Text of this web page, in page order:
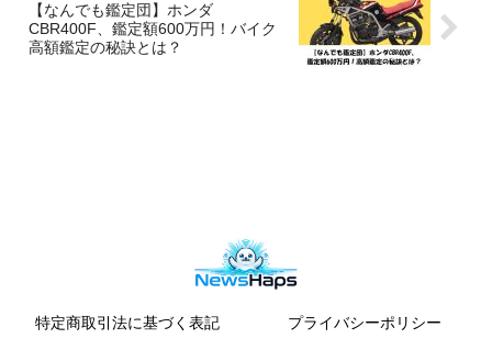
【なんでも鑑定団】ホンダ
CBR400F、鑑定額600万円！バイク
高額鑑定の秘訣とは？
特定商取引法に基づく表記 プライバシーポリシー